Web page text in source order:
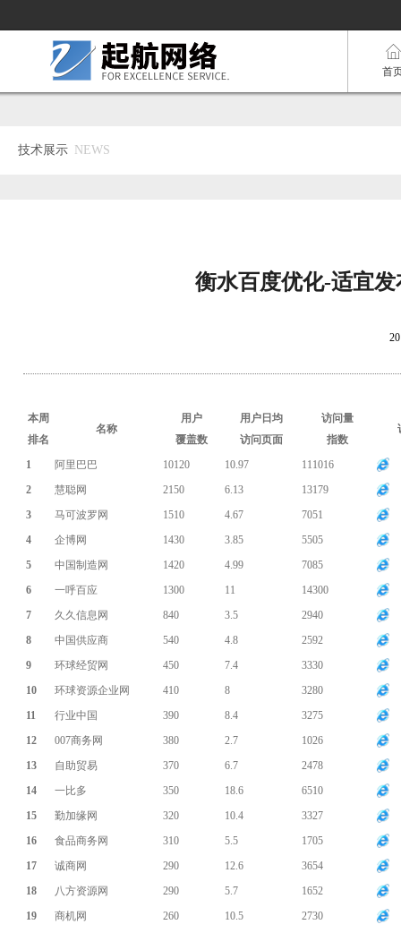
首
技术展示 NEWS
衡水百度优化-适宜
本周
排名
名称
用户
覆盖数
用户日均
访问页面
访问量
指数
1 阿里巴巴 10120 10.97
111016
2
慧聪网 2150 6.13
13179
3
马可波罗网 1510 4.67
7051
4
企博网 1430 3.85
5505
5
中国制造网 1420 4.99
7085
6
一呼百应 1300 11
14300
7
久久信息网 840 3.5
2940
8
中国供应商 540 4.8
2592
9
环球经贸网 450 7.4
3330
10
环球资源企业网 410 8
3280
11
行业中国 390 8.4
3275
12
007商务网 380 2.7
1026
13
自助贸易 370 6.7
2478
14
一比多 350 18.6
6510
15
勤加缘网 320 10.4
3327
16
食品商务网 310 5.5
1705
17
诚商网 290 12.6
3654
18
八方资源网 290 5.7
1652
19
商机网 260 10.5
2730